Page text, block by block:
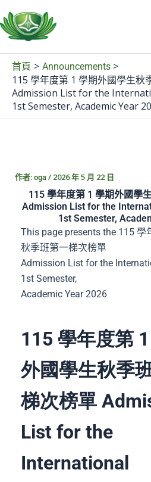
至
主
要
首頁 Announcements
115 學年度第 1 學期外國學生秋
Admission List for the
1st Semester, Academic Year
作者: oga / 2026 年 5 月 22 日
115 學年度第 1 學期外國學
Admission List for the
1st Semester,
This page presents the 115 學
秋季班第一梯次榜單
Admission List for the
1st Semester,
Academic Year 2026
115 學年度第
外國學生秋季
梯次榜單
List for the
International